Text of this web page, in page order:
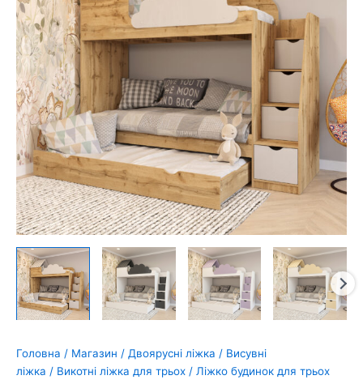
Головна / Магазин / Двоярусні ліжка / Висувні
ліжка / Викотні ліжка для трьох / Ліжко будинок для трьох